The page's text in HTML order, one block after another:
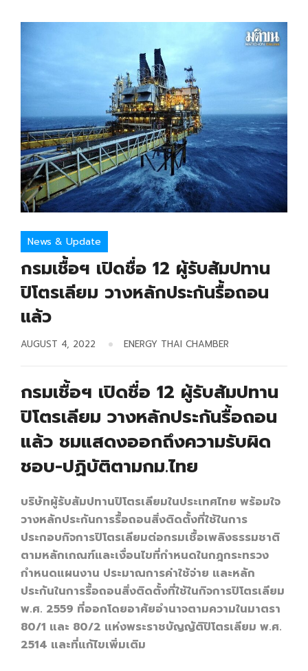
News & Update
กรมเชื้อฯ เปิดชื่อ 12 ผู้รับสัมปทาน
ปิโตรเลียม วางหลักประกันรื้อถอน
แล้ว
AUGUST 4, 2022 ENERGY THAI CHAMBER
กรมเชื้อฯ เปิดชื่อ 12 ผู้รับสัมปทาน
ปิโตรเลียม วางหลักประกันรื้อถอน
แล้ว ชมแสดงออกถึงความรับผิด
ชอบ-ปฏิบัติตามกม.ไทย
บริษัทผู้รับสัมปทานปิโตรเลียมในประเทศไทย พร้อมใจ
วางหลักประกันการรื้อถอนสิ่งติดตั้งที่ใช้ในการ
ประกอบกิจการปิโตรเลียมต่อกรมเชื้อเพลิงธรรมชาติ
ตามหลักเกณฑ์และเงื่อนไขที่กำหนดในกฎกระทรวง
กำหนดแผนงาน ประมาณการค่าใช้จ่าย และหลัก
ประกันในการรื้อถอนสิ่งติดตั้งที่ใช้ในกิจการปิโตรเลียม
พ.ศ. 2559 ที่ออกโดยอาศัยอำนาจตามความในมาตรา
80/1 และ 80/2 แห่งพระราชบัญญัติปิโตรเลียม พ.ศ.
2514 และที่แก้ไขเพิ่มเติม